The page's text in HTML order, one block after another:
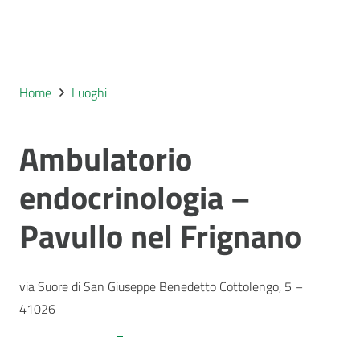
Home Luoghi
Ambulatorio
endocrinologia –
Pavullo nel Frignano
via Suore di San Giuseppe Benedetto Cottolengo, 5 –
41026